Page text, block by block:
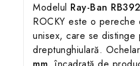
Modelul Ray-Ban
ROCKY este o
unisex, care se distinge
dreptunghiulară.